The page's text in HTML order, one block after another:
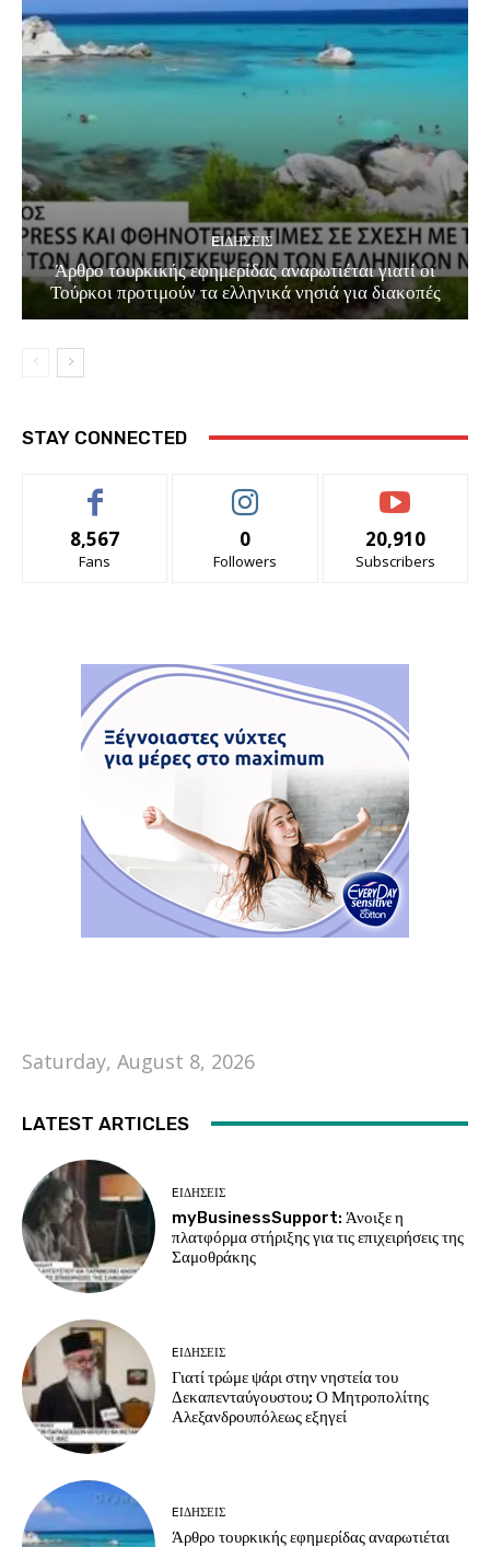
EΙΔΗΣΕΙΣ
Άρθρο τουρκικής εφημερίδας αναρωτιέται γιατί οι
Τούρκοι προτιμούν τα ελληνικά νησιά για διακοπές
STAY CONNECTED
8,567
Fans
0
Followers
20,910
Subscribers
Saturday, August 8, 2026
LATEST ARTICLES
EΙΔΗΣΕΙΣ
myBusinessSupport: Άνοιξε η
πλατφόρμα στήριξης για τις επιχειρήσεις της
Σαμοθράκης
EΙΔΗΣΕΙΣ
Γιατί τρώμε ψάρι στην νηστεία του
Δεκαπενταύγουστου; Ο Μητροπολίτης
Αλεξανδρουπόλεως εξηγεί
EΙΔΗΣΕΙΣ
Άρθρο τουρκικής εφημερίδας αναρωτιέται